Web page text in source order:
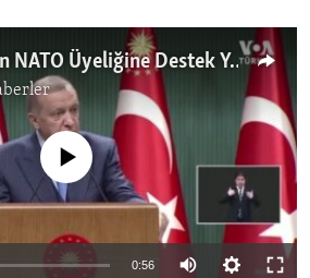
Erdoğan: "İsveç’in NATO Üyeliğine Destek Yok"
source currently available
0:56